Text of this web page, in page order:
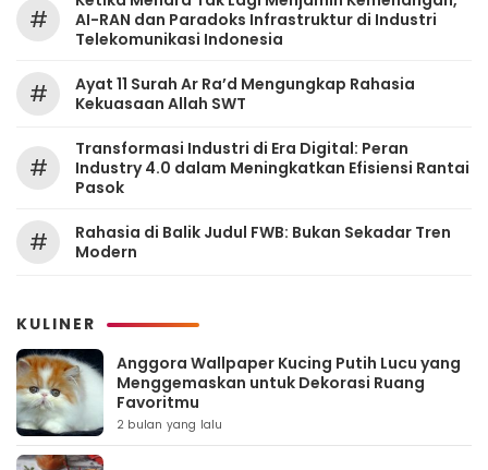
#
AI-RAN dan Paradoks Infrastruktur di Industri
Telekomunikasi Indonesia
#
Ayat 11 Surah Ar Ra’d Mengungkap Rahasia
Kekuasaan Allah SWT
#
Transformasi Industri di Era Digital: Peran
Industry 4.0 dalam Meningkatkan Efisiensi Rantai
Pasok
#
Rahasia di Balik Judul FWB: Bukan Sekadar Tren
Modern
KULINER
Anggora Wallpaper Kucing Putih Lucu yang
Menggemaskan untuk Dekorasi Ruang
Favoritmu
2 bulan yang lalu